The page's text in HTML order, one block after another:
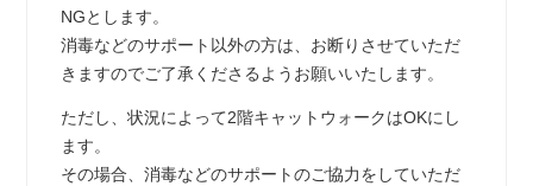
NGとします。
消毒などのサポート以外の方は、お断りさせていただ
きますのでご了承くださるようお願いいたします。
ただし、状況によって2階キャットウォークはOKにし
ます。
その場合、消毒などのサポートのご協力をしていただ